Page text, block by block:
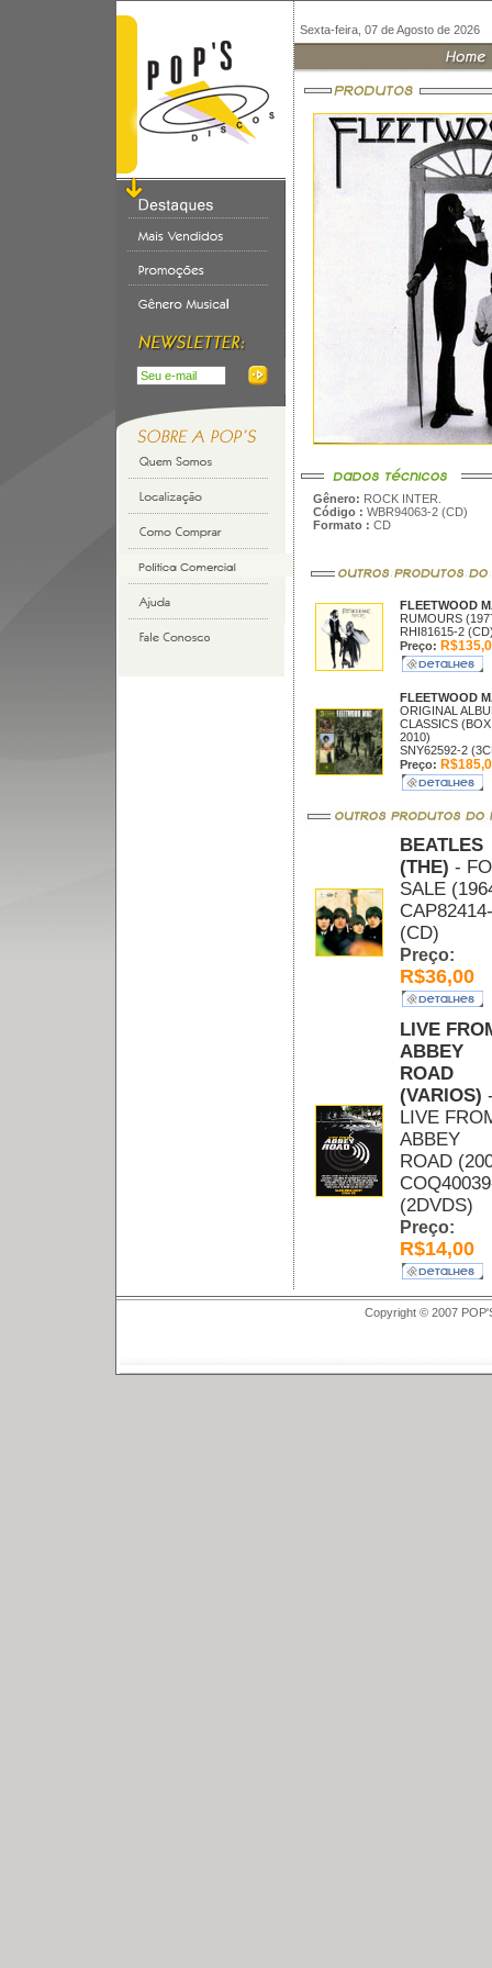
Sexta-feira, 07 de Agosto de 2026
Gênero: ROCK INTER.
Código : WBR94063-2 (CD)
Formato : CD
FLEETWOOD
RUMOURS
RHI81615-2
Preço:
FLEETWOOD
ORIGINAL
CLASSICS (BOX
2010)
SNY62592-2
Preço:
BEATLES
(THE) -
SALE
(CD)
Preço:
R$36,00
LIVE
ABBEY
ROAD
(VARIOS)
LIVE
ABBEY
ROAD
(2DVDS)
Preço:
R$14,00
Copyright © 2007